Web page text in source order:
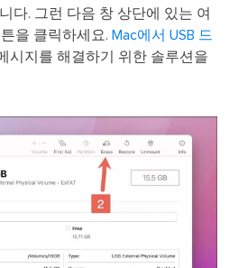
다. 그런 다음 창 상단에 있는 여
을 클릭하세요. Mac에서 USB 드
시지를 해결하기 위한 솔루션을